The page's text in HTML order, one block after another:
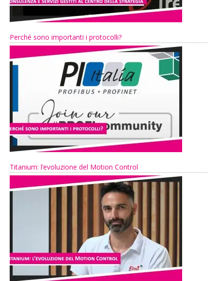
Perché sono importanti i protocolli?
Titanium: l’evoluzione del Motion Control